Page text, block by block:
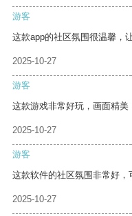
游客
这款app的社区氛围很温馨，
2025-10-27
游客
这款游戏非常好玩，画面精美
2025-10-27
游客
这款软件的社区氛围非常好，
2025-10-27